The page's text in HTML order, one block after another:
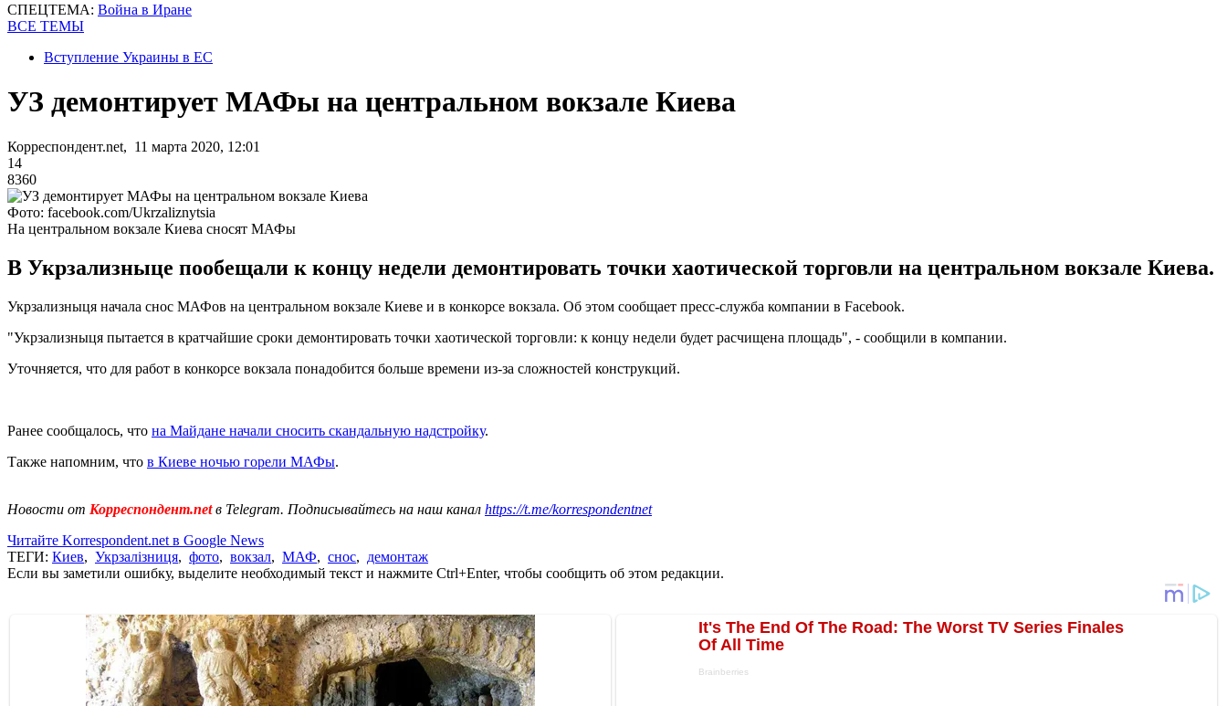
СПЕЦТЕМА: Война в Иране
ВСЕ ТЕМЫ
Вступление Украины в ЕС
УЗ демонтирует МАФы на центральном вокзале Киева
Корреспондент.net, 11 марта 2020, 12:01
14
8360
Фото: facebook.com/Ukrzaliznytsia
На центральном вокзале Киева сносят МАФы
В Укрзализныце пообещали к концу недели демонтировать точки хаотической торговли на центральном вокзале Киева.
Укрзализныця начала снос МАФов на центральном вокзале Киеве и в конкорсе вокзала. Об этом сообщает пресс-служба компании в Facebook.
"Укрзализныця пытается в кратчайшие сроки демонтировать точки хаотической торговли: к концу недели будет расчищена площадь", - сообщили в компании.
Уточняется, что для работ в конкорсе вокзала понадобится больше времени из-за сложностей конструкций.
Ранее сообщалось, что на Майдане начали сносить скандальную надстройку.
Также напомним, что в Киеве ночью горели МАФы.
Новости от Корреспондент.netв Telegram. Подписывайтесь на наш канал https://t.me/korrespondentnet
Читайте Korrespondent.net в Google News
ТЕГИ: Киев, Укрзалізниця, фото, вокзал, МАФ, снос, демонтаж
Если вы заметили ошибку, выделите необходимый текст и нажмите Ctrl+Enter, чтобы сообщить об этом редакции.